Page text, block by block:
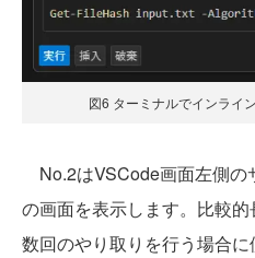
図6 ターミナルでインライ
No.2はVSCode画面左側の
の画面を表示します。比較
数回のやり取りを行う場合